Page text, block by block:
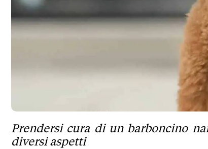
Prendersi cura di un barboncino
diversi aspetti